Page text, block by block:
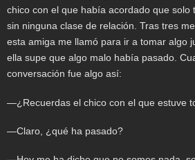
chico con el que había acordado que solo
sin ninguna clase de relación. Tras tres
esta amiga me llamó para ir a tomar algo
ella supe que algo malo había pasado.
conversación fue algo así:
—¿Recuerdas el chico con el que estuve
—Claro, ¿qué ha pasado?